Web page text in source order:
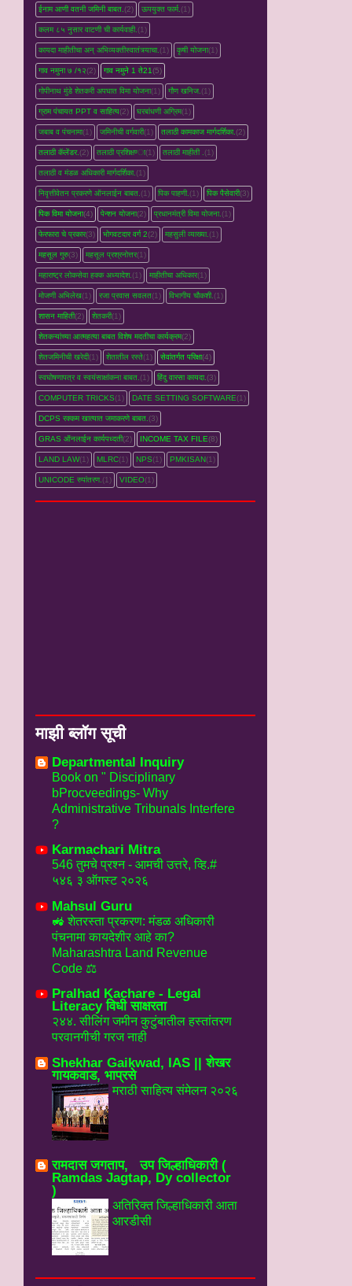
ईनाम आणी वतनी जमिनी बाबत. (2) ऊपयुक्त फार्म. (1)
कलम ८५ नुसार वाटणी ची कार्यवाही. (1)
कायदा माहीतीचा अन् अभिव्यक्तीस्वातंत्र्याचा. (1) कृषी योजना(1)
गाव नमुना ७ /१२(2) गाव नमुने 1 ते21(5)
गोपीनाथ मुंडे शेतकरी अपघात विमा योजना(1) गौण खनिज. (1)
ग्राम पंचायत PPT व साहित्य(2) घरबांधणी अग्रिम(1)
जबाब व पंचनामा(1) जमिनीची वर्गवारी(1) तलाठी कामकाज मार्गदर्शिका.(2)
तलाठी कॅलेंडर.(2) तलाठी प्रशिक्षण्‍ा(1) तलाठी माहीती . (1)
तलाठी व मंडळ अधिकारी मार्गदर्शिका. (1)
निवृत्तीवेतन प्रकरणे ऑनलाईन बाबत. (1) पिक पाहणी. (1) पिक पैसेवारी(3)
पिक विमा योजना(4) पेन्शन योजना(2) प्रधानमंत्री विमा योजना. (1)
फेरफारा चे प्रकार(3) भोगवटदार वर्ग 2(2) महसुली व्‍याख्‍या. (1)
महसूल गुरु(3) महसूल प्रश्रनोत्तर(1)
महाराष्ट्र लोकसेवा हक्क अध्यादेश. (1) माहीतीचा अधिकार(1)
मोजणी अभिलेख(1) रजा प्रवास सवलत(1) विभागीय चौकशी. (1)
शासन माहिती(2) शेतकरी(1)
शेतकऱ्यांच्‍या आत्महत्‍या बाबत विशेष मदतीचा कार्यक्रम(2)
शेतजमिनीची खरेदी(1) शेतातील रस्‍ते(1) सेवांतर्गत परिक्षा(4)
स्वघोषणापत्र व स्वयंसाक्षांकना बाबत. (1) हिंदु वारसा कायदा.(3)
COMPUTER TRICKS(1) DATE SETTING SOFTWARE(1)
DCPS रक्‍कम खात्‍यात जमाकरणे बाबत. (3)
GRAS ऑनलाईन कार्यपध्‍दती(2) INCOME TAX FILE(8)
LAND LAW(1) MLRC(1) NPS(1) PMKISAN(1)
UNICODE रुपांतरण. (1) VIDEO(1)
माझी ब्लॉग सूची
Departmental Inquiry
Book on " Disciplinary
bProcveedings- Why
Administrative Tribunals Interfere
?
Karmachari Mitra
546 तुमचे प्रश्न - आमची उत्तरे, व्हि.#
५४६ ३ ऑगस्ट २०२६
Mahsul Guru
🚜 शेतरस्ता प्रकरण: मंडळ अधिकारी
पंचनामा कायदेशीर आहे का?
Maharashtra Land Revenue
Code ⚖️
Pralhad Kachare - Legal
Literacy विधी साक्षरता
२४४. सीलिंग जमीन कुटुंबातील हस्तांतरण
परवानगीची गरज नाही
Shekhar Gaikwad, IAS || शेखर
गायकवाड, भाप्रसे
मराठी साहित्य संमेलन २०२६
रामदास जगताप, उप जिल्हाधिकारी (
Ramdas Jagtap, Dy collector
)
अतिरिक्त जिल्हाधिकारी आता
आरडीसी